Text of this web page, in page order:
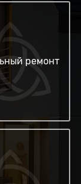
ремонт